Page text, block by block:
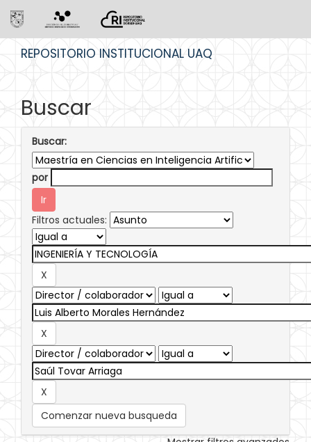
REPOSITORIO INSTITUCIONAL UAQ
Buscar
Buscar:
por
Filtros actuales:
Comenzar nueva busqueda